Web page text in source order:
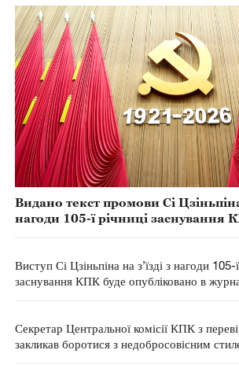
Видано текст промови Сі
нагоди 105-ї річниці заснування
Виступ Сі Цзіньпіна на з’їзді з нагоди 105-
заснування КПК буде опубліковано в
Секретар Центральної комісії КПК з
закликав боротися з недобросовісним